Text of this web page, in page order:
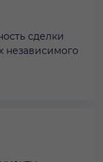
сделки
независимого